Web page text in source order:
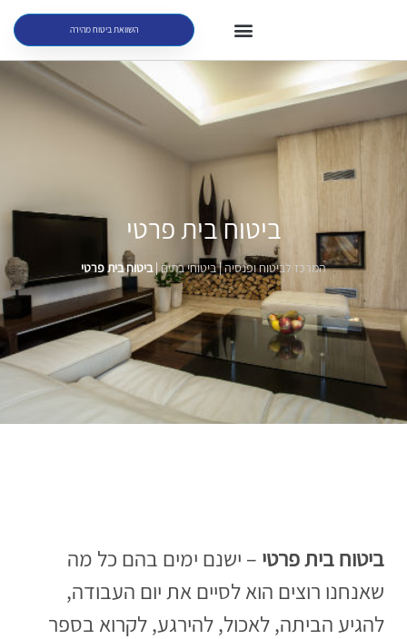
השוואת ביטוח מהירה
ביטוח בית פרטי
המרכז לביטוח ופנסיה|ביטוחי בתים| ביטוח בית פרטי
ביטוח בית פרטי – ישנם ימים בהם כל מה
שאנחנו רוצים הוא לסיים את יום העבודה,
להגיע הביתה, לאכול, להירגע, לקרוא בספר